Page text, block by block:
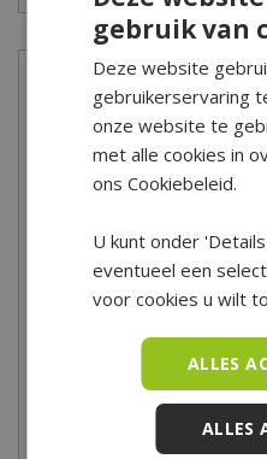
Onze winkel
Onze afdeling
Nederland! Er is zó veel keus
onze professionele binders
waarin je maar wilt.
slag. We hebben honderden
van de regenboog, van klein
bloemen koop je bij
kunstbloemen en kunstplanten
gebruik van
Deze website
gebruikerservaring
onze website te
met alle cookies in
ons Cookiebeleid.
U kunt onder
eventueel een
voor cookies u wilt
ALLES
ALLES